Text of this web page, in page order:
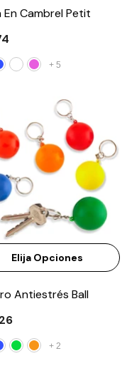
En Cambrel Petit
+ 5
Elija Opciones
Antiestrés Ball
+ 2